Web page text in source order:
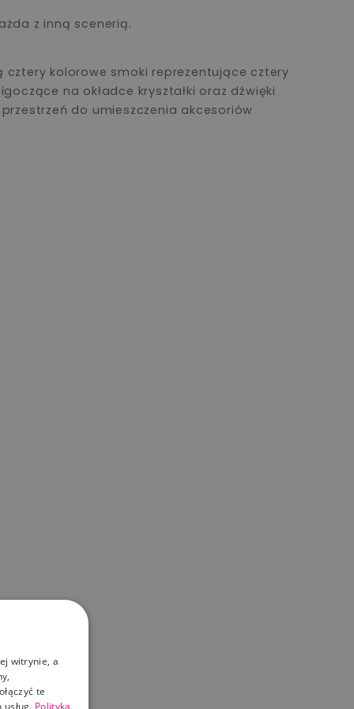
z inną scenerią.
kolorowe smoki reprezentujące cztery
na okładce kryształki oraz dźwięki
do umieszczenia akcesoriów
witrynie, a
te
Polityka